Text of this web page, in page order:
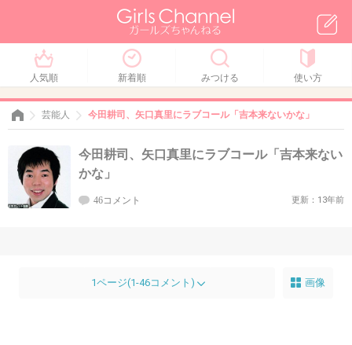
人気順 新着順 みつける 使い方
芸能人 今田耕司、矢口真里にラブコール「吉本来ないかな」
今田耕司、矢口真里にラブコール「吉本来ない
かな」
46コメント 更新：13年前
1ページ(1-46コメント) 画像